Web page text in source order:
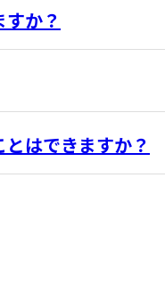
か？
はできますか？